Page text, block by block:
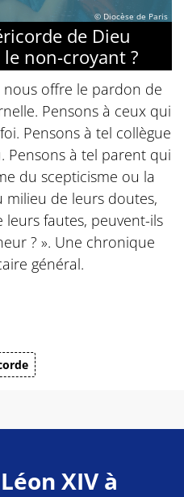
© Diocèse de Paris
de Dieu
non-croyant ?
nous offre le pardon de
Pensons à ceux qui
Pensons à tel collègue
Pensons à tel parent qui
du scepticisme ou la
milieu de leurs doutes,
fautes, peuvent-ils
? ». Une chronique
général.
XIV à